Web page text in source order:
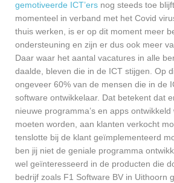
gemotiveerde ICT’ers nog steeds toe
momenteel in verband met het Covid
thuis werken, is er op dit moment meer
ondersteuning en zijn er dus ook meer
Daar waar het aantal vacatures in alle
daalde, bleven die in de ICT stijgen. Op
ongeveer 60% van de mensen die in de
software ontwikkelaar. Dat betekent dat
nieuwe programma’s en apps
moeten worden, aan klanten verkocht
tenslotte bij de klant geïmplementeerd
ben jij niet de geniale programma
wel geïnteresseerd in de producten die
bedrijf zoals F1 Software BV in Uithoorn